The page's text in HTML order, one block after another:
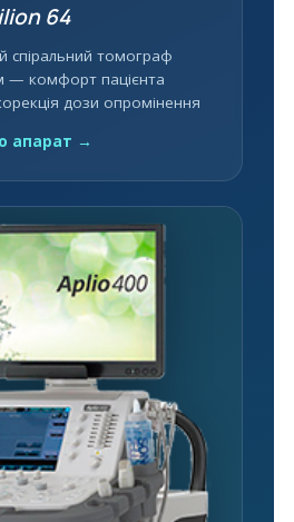
64
спіральний томограф
— комфорт пацієнта
дози опромінення
апарат →